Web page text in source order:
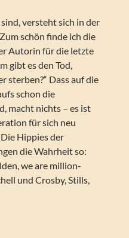
versteht sich in der
schön finde ich die
Autorin für die letzte
gibt es den Tod,
sterben?“ Dass auf die
schon die
macht nichts – es ist
für sich neu
Hippies der
die Wahrheit so:
we are million-
und Crosby, Stills,